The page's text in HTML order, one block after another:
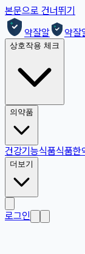
본문으로 건너뛰기
약잘알
약잘
상호작용 체크
의약품
건강기능식품식품한
더보기
로그인